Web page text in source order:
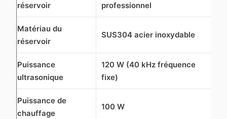
réservoir
professionnel
Matériau du
réservoir
SUS304 acier inoxydable
Puissance
ultrasonique
120 W (40 kHz fréquence
fixe)
Puissance de
chauffage
100 W